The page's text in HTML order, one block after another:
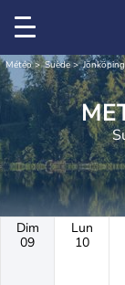
Météo Suède
Dim
09
Lun
10